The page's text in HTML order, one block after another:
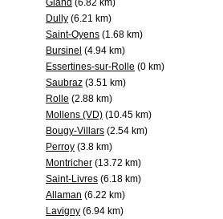
Gland (6.82 km)
Dully (6.21 km)
Saint-Oyens (1.68 km)
Bursinel (4.94 km)
Essertines-sur-Rolle (0 km)
Saubraz (3.51 km)
Rolle (2.88 km)
Mollens (VD) (10.45 km)
Bougy-Villars (2.54 km)
Perroy (3.8 km)
Montricher (13.72 km)
Saint-Livres (6.18 km)
Allaman (6.22 km)
Lavigny (6.94 km)